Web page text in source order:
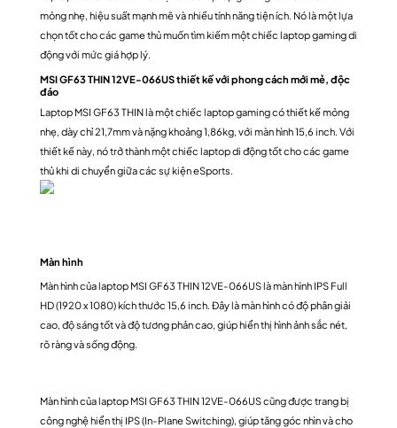
mỏng nhẹ, hiệu suất mạnh mẽ và nhiều tính năng tiện ích. Nó là một lựa
chọn tốt cho các game thủ muốn tìm kiếm một chiếc laptop gaming di
động với mức giá hợp lý.
MSI GF63 THIN 12VE-066US thiết kế với phong cách mới mẻ, độc
đáo
Laptop MSI GF63 THIN là một chiếc laptop gaming có thiết kế mỏng
nhẹ, dày chỉ 21,7mm và nặng khoảng 1,86kg, với màn hình 15,6 inch. Với
thiết kế này, nó trở thành một chiếc laptop di động tốt cho các game
thủ khi di chuyển giữa các sự kiện eSports.
Màn hình
Màn hình của laptop MSI GF63 THIN 12VE-066US là màn hình IPS Full
HD (1920 x 1080) kích thước 15,6 inch. Đây là màn hình có độ phân giải
cao, độ sáng tốt và độ tương phản cao, giúp hiển thị hình ảnh sắc nét,
rõ ràng và sống động.
Màn hình của laptop MSI GF63 THIN 12VE-066UScũng được trang bị
công nghệ hiển thị IPS (In-Plane Switching), giúp tăng góc nhìn và cho